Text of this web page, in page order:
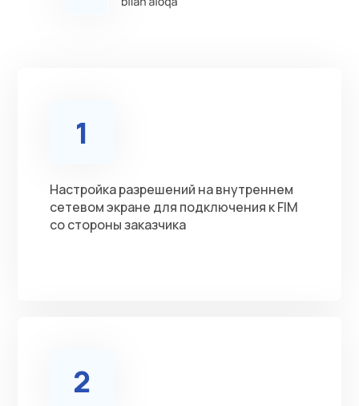
1
Настройка разрешений на внутреннем
сетевом экране для подключения к FIM
со стороны заказчика
2